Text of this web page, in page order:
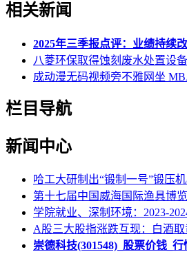
相关新闻
2025年三季报点评：业绩持续
八菱环保取得蚀刻废水处置设
成动漫无码视频旁不雅网坐
栏目导航
新闻中心
哈工大研制出“锻制一号”锻压
第十七届中国威海国际渔具博
学院就业、深制环境：2023-
A股三大股指涨跌互现：白酒
崇德科技(301548)_股票价钱_